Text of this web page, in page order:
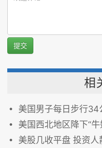
提交
相
美国男子每日步行34
美国西北地区降下“
美股几收平盘 投资